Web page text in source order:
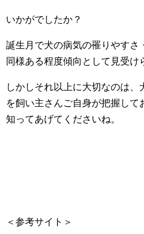
いかがでしたか？
誕生月で犬の病気の罹りやすさ
同様ある程度傾向として見受け
しかしそれ以上に大切なのは、
を飼い主さんご自身が把握して
知ってあげてくださいね。
＜参考サイト＞